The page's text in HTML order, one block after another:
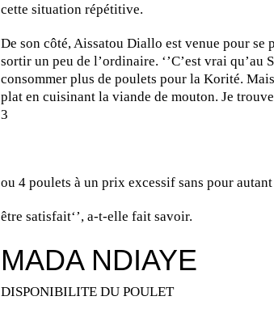
cette situation répétitive.
De son côté, Aissatou Diallo est venue pour
sortir un peu de l’ordinaire. ‘’C’est vrai qu’au
consommer plus de poulets pour la Korité.
plat en cuisinant la viande de mouton. Je
3
ou 4 poulets à un prix excessif sans pour autant
être satisfait‘’, a-t-elle fait savoir.
MADA NDIAYE
DISPONIBILITE DU POULET